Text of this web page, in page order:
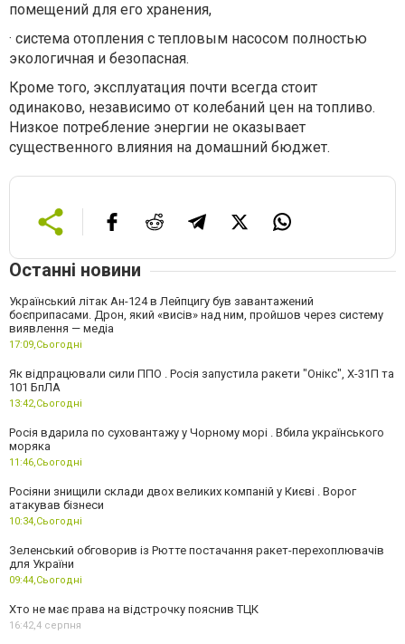
помещений для его хранения,
· система отопления с тепловым насосом полностью
экологичная и безопасная.
Кроме того, эксплуатация почти всегда стоит
одинаково, независимо от колебаний цен на топливо.
Низкое потребление энергии не оказывает
существенного влияния на домашний бюджет.
Останні новини
Український літак Ан-124 в Лейпцигу був завантажений
боєприпасами. Дрон, який «висів» над ним, пройшов через систему
виявлення — медіа
17:09,Сьогодні
Як відпрацювали сили ППО . Росія запустила ракети "Онікс", Х-31П та
101 БпЛА
13:42,Сьогодні
Росія вдарила по суховантажу у Чорному морі . Вбила українського
моряка
11:46,Сьогодні
Росіяни знищили склади двох великих компаній у Києві . Ворог
атакував бізнеси
10:34,Сьогодні
Зеленський обговорив із Рютте постачання ракет-перехоплювачів
для України
09:44,Сьогодні
Хто не має права на відстрочку пояснив ТЦК
16:42,4 серпня